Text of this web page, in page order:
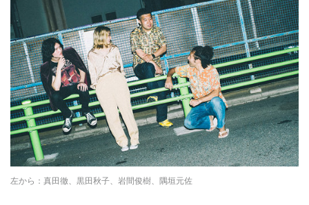
左から：真田徹、黒田秋子、岩間俊樹、隅垣元佐